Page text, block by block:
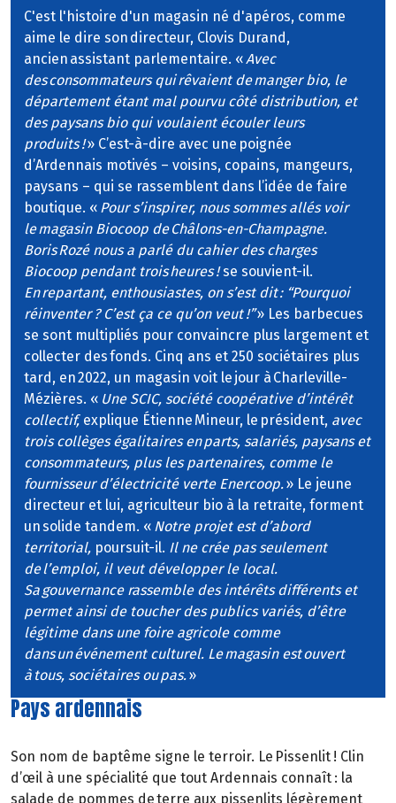
C'est l'histoire d'un magasin né d'apéros, comme
aime le dire son directeur, Clovis Durand,
ancien assistant parlementaire. «Avec
des consommateurs qui rêvaient de manger bio, le
département étant mal pourvu côté distribution, et
des paysans bio qui voulaient écouler leurs
produits !» C’est-à-dire avec une poignée
d’Ardennais motivés – voisins, copains, mangeurs,
paysans – qui se rassemblent dans l’idée de faire
boutique. « Pour s’inspirer, nous sommes allés voir
le magasin Biocoop de Châlons-en-Champagne.
Boris Rozé nous a parlé du cahier des charges
Biocoop pendant trois heures !se souvient-il.
En repartant, enthousiastes, on s’est dit : “Pourquoi
réinventer ? C’est ça ce qu’on veut !”» Les barbecues
se sont multipliés pour convaincre plus largement et
collecter des fonds. Cinq ans et 250 sociétaires plus
tard, en 2022, un magasin voit le jour à Charleville-
Mézières. « Une SCIC, société coopérative d’intérêt
collectif,explique Étienne Mineur, le président, avec
trois collèges égalitaires en parts, salariés, paysans et
consommateurs, plus les partenaires, comme le
fournisseur d’électricité verte Enercoop.» Le jeune
directeur et lui, agriculteur bio à la retraite, forment
un solide tandem. « Notre projet est d’abord
territorial, poursuit-il. Il ne crée pas seulement
de l’emploi, il veut développer le local.
Sa gouvernance rassemble des intérêts différents et
permet ainsi de toucher des publics variés, d’être
légitime dans une foire agricole comme
dans un événement culturel. Le magasin est ouvert
à tous, sociétaires ou pas.»
Pays ardennais
Son nom de baptême signe le terroir. Le Pissenlit ! Clin
d’œil à une spécialité que tout Ardennais connaît : la
salade de pommes de terre aux pissenlits légèrement